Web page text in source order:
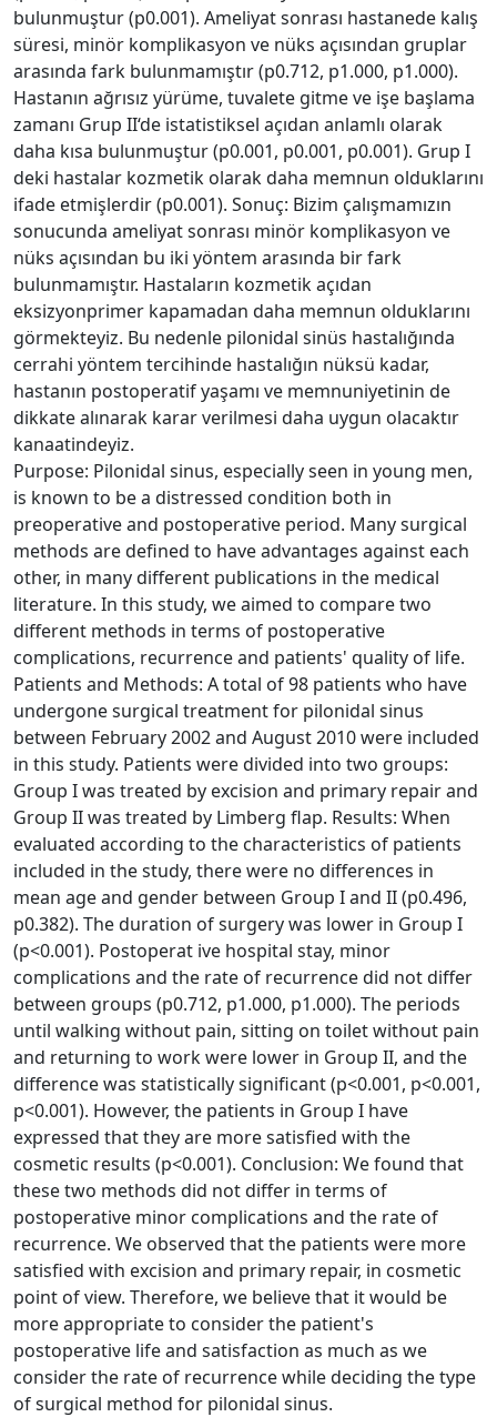
bulunmuştur (p0.001). Ameliyat sonrası hastanede kalış
süresi, minör komplikasyon ve nüks açısından gruplar
arasında fark bulunmamıştır (p0.712, p1.000, p1.000).
Hastanın ağrısız yürüme, tuvalete gitme ve işe başlama
zamanı Grup II‘de istatistiksel açıdan anlamlı olarak
daha kısa bulunmuştur (p0.001, p0.001, p0.001). Grup I
deki hastalar kozmetik olarak daha memnun olduklarını
ifade etmişlerdir (p0.001). Sonuç: Bizim çalışmamızın
sonucunda ameliyat sonrası minör komplikasyon ve
nüks açısından bu iki yöntem arasında bir fark
bulunmamıştır. Hastaların kozmetik açıdan
eksizyonprimer kapamadan daha memnun olduklarını
görmekteyiz. Bu nedenle pilonidal sinüs hastalığında
cerrahi yöntem tercihinde hastalığın nüksü kadar,
hastanın postoperatif yaşamı ve memnuniyetinin de
dikkate alınarak karar verilmesi daha uygun olacaktır
kanaatindeyiz.
Purpose: Pilonidal sinus, especially seen in young men,
is known to be a distressed condition both in
preoperative and postoperative period. Many surgical
methods are defined to have advantages against each
other, in many different publications in the medical
literature. In this study, we aimed to compare two
different methods in terms of postoperative
complications, recurrence and patients' quality of life.
Patients and Methods: A total of 98 patients who have
undergone surgical treatment for pilonidal sinus
between February 2002 and August 2010 were included
in this study. Patients were divided into two groups:
Group I was treated by excision and primary repair and
Group II was treated by Limberg flap. Results: When
evaluated according to the characteristics of patients
included in the study, there were no differences in
mean age and gender between Group I and II (p0.496,
p0.382). The duration of surgery was lower in Group I
(p<0.001). Postoperat ive hospital stay, minor
complications and the rate of recurrence did not differ
between groups (p0.712, p1.000, p1.000). The periods
until walking without pain, sitting on toilet without pain
and returning to work were lower in Group II, and the
difference was statistically significant (p<0.001, p<0.001,
p<0.001). However, the patients in Group I have
expressed that they are more satisfied with the
cosmetic results (p<0.001). Conclusion: We found that
these two methods did not differ in terms of
postoperative minor complications and the rate of
recurrence. We observed that the patients were more
satisfied with excision and primary repair, in cosmetic
point of view. Therefore, we believe that it would be
more appropriate to consider the patient's
postoperative life and satisfaction as much as we
consider the rate of recurrence while deciding the type
of surgical method for pilonidal sinus.